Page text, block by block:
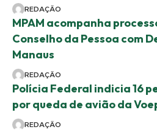
REDAÇÃO
MPAM acompanha
Conselho da Pessoa com
Manaus
REDAÇÃO
Polícia Federal indicia 16
por queda de avião da
REDAÇÃO